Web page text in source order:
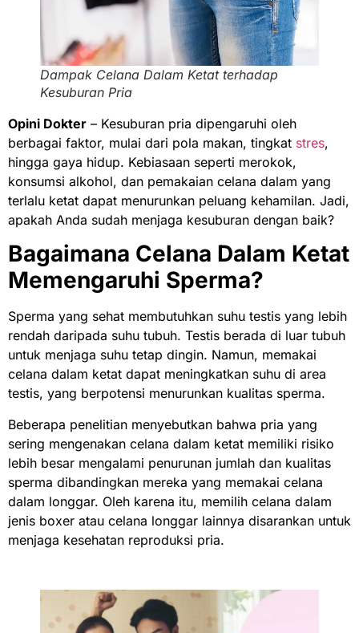
Dampak Celana Dalam Ketat terhadap
Kesuburan Pria
Opini Dokter – Kesuburan pria dipengaruhi oleh
berbagai faktor, mulai dari pola makan, tingkat stres,
hingga gaya hidup. Kebiasaan seperti merokok,
konsumsi alkohol, dan pemakaian celana dalam yang
terlalu ketat dapat menurunkan peluang kehamilan. Jadi,
apakah Anda sudah menjaga kesuburan dengan baik?
Bagaimana Celana Dalam Ketat
Memengaruhi Sperma?
Sperma yang sehat membutuhkan suhu testis yang lebih
rendah daripada suhu tubuh. Testis berada di luar tubuh
untuk menjaga suhu tetap dingin. Namun, memakai
celana dalam ketat dapat meningkatkan suhu di area
testis, yang berpotensi menurunkan kualitas sperma.
Beberapa penelitian menyebutkan bahwa pria yang
sering mengenakan celana dalam ketat memiliki risiko
lebih besar mengalami penurunan jumlah dan kualitas
sperma dibandingkan mereka yang memakai celana
dalam longgar. Oleh karena itu, memilih celana dalam
jenis boxer atau celana longgar lainnya disarankan untuk
menjaga kesehatan reproduksi pria.